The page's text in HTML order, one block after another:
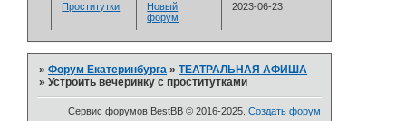
Проститутки
Новый
форум
2023-06-23
»Форум Екатеринбурга »­ТЕАТРАЛЬНАЯ АФИША
»Устроить вечеринку с проститутками
Сервис форумов BestBB © 2016-2025. Создать форум